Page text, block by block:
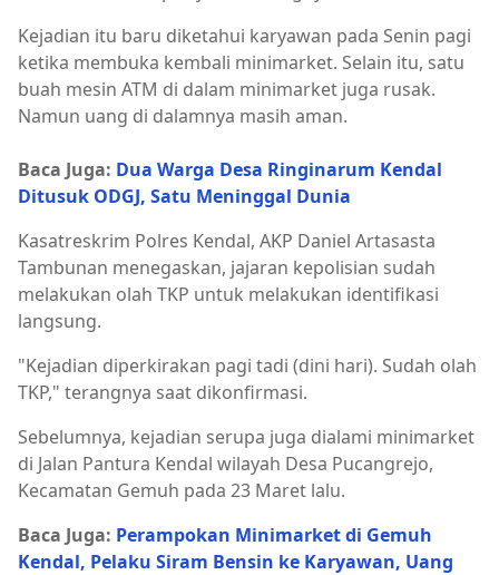
Kejadian itu baru diketahui karyawan pada Senin pagi
ketika membuka kembali minimarket. Selain itu, satu
buah mesin ATM di dalam minimarket juga rusak.
Namun uang di dalamnya masih aman.
Baca Juga: Dua Warga Desa Ringinarum Kendal
Ditusuk ODGJ, Satu Meninggal Dunia
Kasatreskrim Polres Kendal, AKP Daniel Artasasta
Tambunan menegaskan, jajaran kepolisian sudah
melakukan olah TKP untuk melakukan identifikasi
langsung.
"Kejadian diperkirakan pagi tadi (dini hari). Sudah olah
TKP," terangnya saat dikonfirmasi.
Sebelumnya, kejadian serupa juga dialami minimarket
di Jalan Pantura Kendal wilayah Desa Pucangrejo,
Kecamatan Gemuh pada 23 Maret lalu.
Baca Juga: Perampokan Minimarket di Gemuh
Kendal, Pelaku Siram Bensin ke Karyawan, Uang